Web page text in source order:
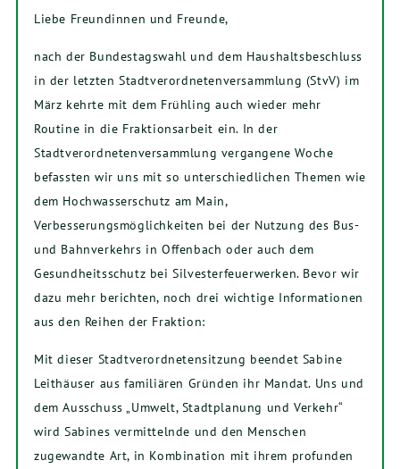
Liebe Freundinnen und Freunde,
nach der Bundestagswahl und dem Haushaltsbeschluss
in der letzten Stadtverordnetenversammlung (StvV) im
März kehrte mit dem Frühling auch wieder mehr
Routine in die Fraktionsarbeit ein. In der
Stadtverordnetenversammlung vergangene Woche
befassten wir uns mit so unterschiedlichen Themen wie
dem Hochwasserschutz am Main,
Verbesserungsmöglichkeiten bei der Nutzung des Bus-
und Bahnverkehrs in Offenbach oder auch dem
Gesundheitsschutz bei Silvesterfeuerwerken. Bevor wir
dazu mehr berichten, noch drei wichtige Informationen
aus den Reihen der Fraktion:
Mit dieser Stadtverordnetensitzung beendet Sabine
Leithäuser aus familiären Gründen ihr Mandat. Uns und
dem Ausschuss „Umwelt, Stadtplanung und Verkehr“
wird Sabines vermittelnde und den Menschen
zugewandte Art, in Kombination mit ihrem profunden